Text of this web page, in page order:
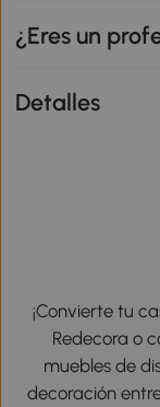
¿Eres un
Detalles
¡Convierte tu
Redecora o
muebles de
decoración